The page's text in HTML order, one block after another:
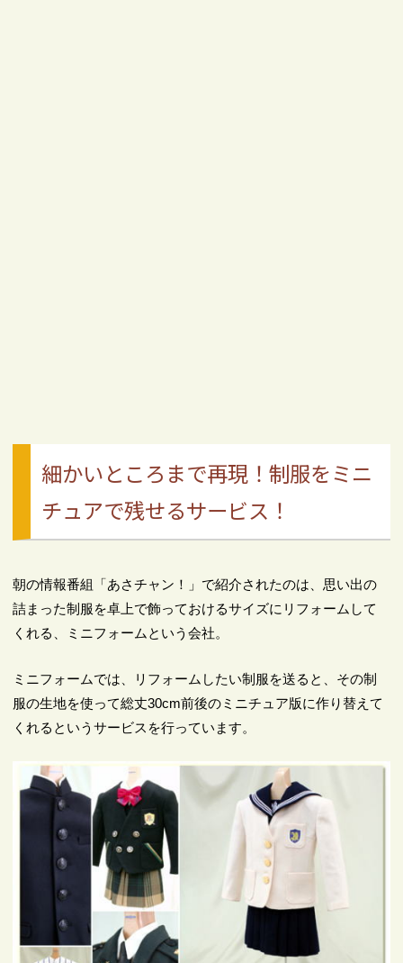
細かいところまで再現！制服をミニ
チュアで残せるサービス！
朝の情報番組「あさチャン！」で紹介されたのは、思い出の
詰まった制服を卓上で飾っておけるサイズにリフォームして
くれる、ミニフォームという会社。
ミニフォームでは、リフォームしたい制服を送ると、その制
服の生地を使って総丈30cm前後のミニチュア版に作り替えて
くれるというサービスを行っています。